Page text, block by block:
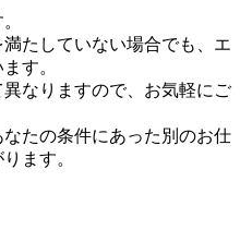
たしていない場合でも、エ
す。
なりますので、お気軽にご
たの条件にあった別のお仕
ります。